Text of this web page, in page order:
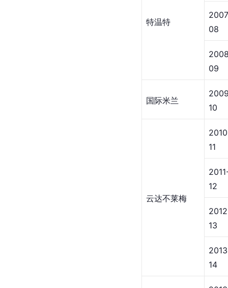
特温特
08
09
国际米兰
10
云达不莱梅
11
12
13
14